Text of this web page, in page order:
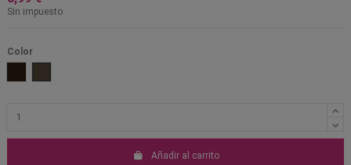
Sin impuesto
Color
Añadir al carrito